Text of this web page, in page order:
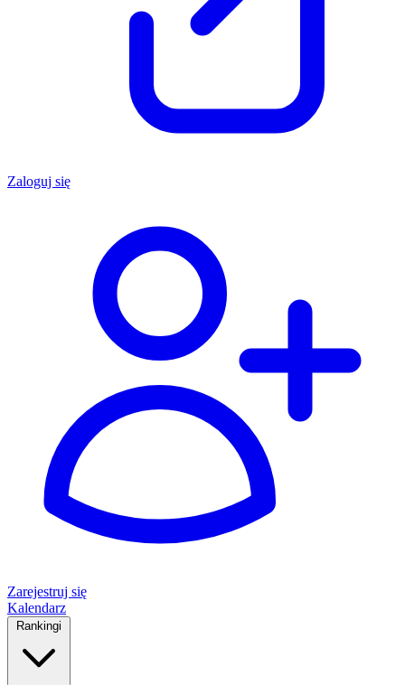
Zaloguj się
Zarejestruj się
Kalendarz
Rankingi